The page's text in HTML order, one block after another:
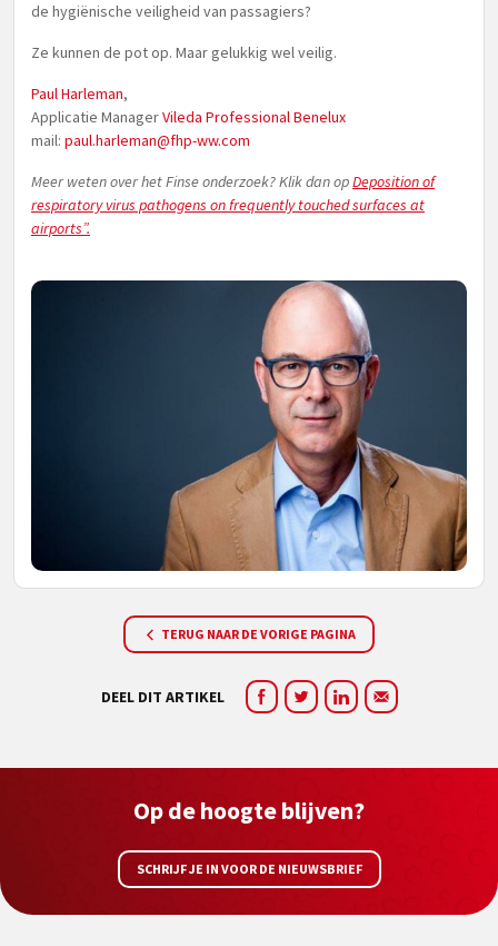
de hygiënische veiligheid van passagiers?
Ze kunnen de pot op. Maar gelukkig wel veilig.
Paul Harleman,
Applicatie ManagerVileda Professional Benelux
mail: paul.harleman@fhp-ww.com
Meer weten over het Finse onderzoek? Klik dan opDeposition of
respiratory virus pathogens on frequently touched surfaces at
airports”.
TERUG NAAR DE VORIGE PAGINA
DEEL DIT ARTIKEL
Op de hoogte blijven?
SCHRIJF JE IN VOOR DE NIEUWSBRIEF